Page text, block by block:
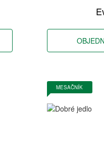
MESAČNÍK